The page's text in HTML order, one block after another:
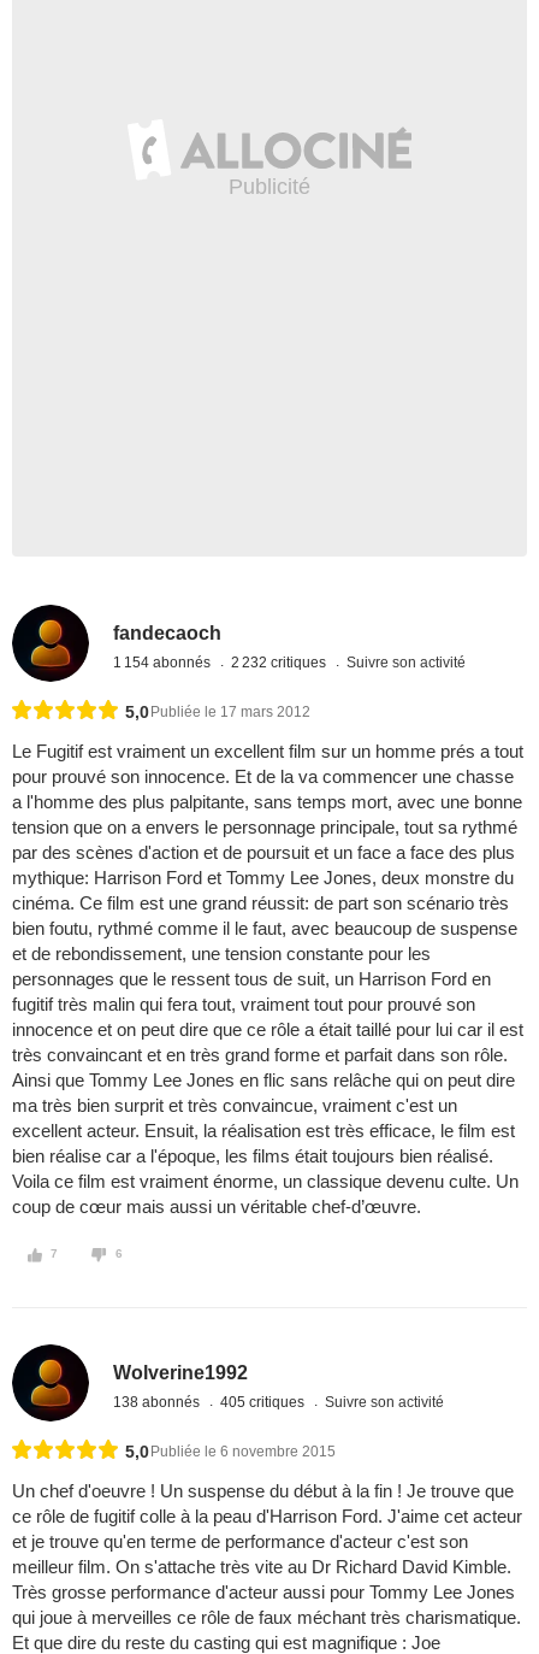
fandecaoch
1 154 abonnés 2 232 critiques Suivre son activité
5,0 Publiée le 17 mars 2012
Le Fugitif est vraiment un excellent film sur un homme prés a tout
pour prouvé son innocence. Et de la va commencer une chasse
a l'homme des plus palpitante, sans temps mort, avec une bonne
tension que on a envers le personnage principale, tout sa rythmé
par des scènes d'action et de poursuit et un face a face des plus
mythique: Harrison Ford et Tommy Lee Jones, deux monstre du
cinéma. Ce film est une grand réussit: de part son scénario très
bien foutu, rythmé comme il le faut, avec beaucoup de suspense
et de rebondissement, une tension constante pour les
personnages que le ressent tous de suit, un Harrison Ford en
fugitif très malin qui fera tout, vraiment tout pour prouvé son
innocence et on peut dire que ce rôle a était taillé pour lui car il est
très convaincant et en très grand forme et parfait dans son rôle.
Ainsi que Tommy Lee Jones en flic sans relâche qui on peut dire
ma très bien surprit et très convaincue, vraiment c'est un
excellent acteur. Ensuit, la réalisation est très efficace, le film est
bien réalise car a l'époque, les films était toujours bien réalisé.
Voila ce film est vraiment énorme, un classique devenu culte. Un
coup de cœur mais aussi un véritable chef-d’œuvre.
7 6
Wolverine1992
138 abonnés 405 critiques Suivre son activité
5,0 Publiée le 6 novembre 2015
Un chef d'oeuvre ! Un suspense du début à la fin ! Je trouve que
ce rôle de fugitif colle à la peau d'Harrison Ford. J'aime cet acteur
et je trouve qu'en terme de performance d'acteur c'est son
meilleur film. On s'attache très vite au Dr Richard David Kimble.
Très grosse performance d'acteur aussi pour Tommy Lee Jones
qui joue à merveilles ce rôle de faux méchant très charismatique.
Et que dire du reste du casting qui est magnifique : Joe